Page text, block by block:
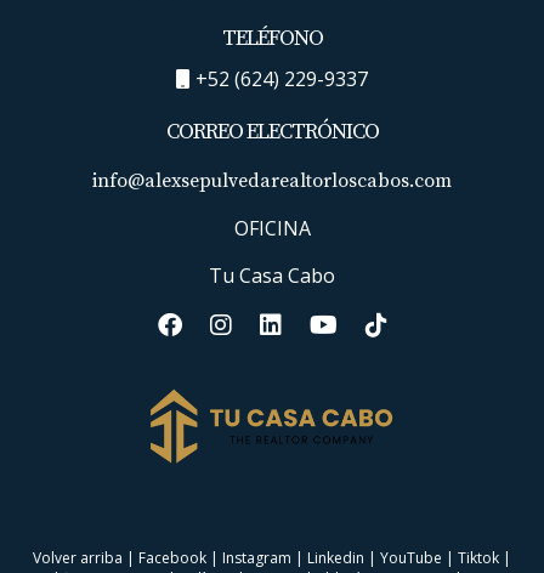
TELÉFONO
+52 (624) 229-9337
CORREO ELECTRÓNICO
info@alexsepulvedarealtorloscabos.com
OFICINA
Tu Casa Cabo
Volver arriba | Facebook | Instagram | Linkedin | YouTube | Tiktok |